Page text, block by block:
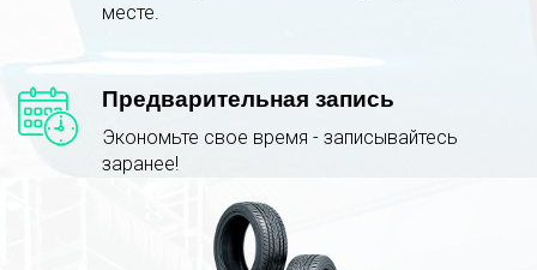
месте.
Предварительная запись
Экономьте свое время - записывайтесь
заранее!